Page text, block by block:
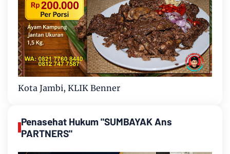
Kota Jambi, KLIK Benner
Penasehat Hukum "SUMBAYAK Ans
PARTNERS"